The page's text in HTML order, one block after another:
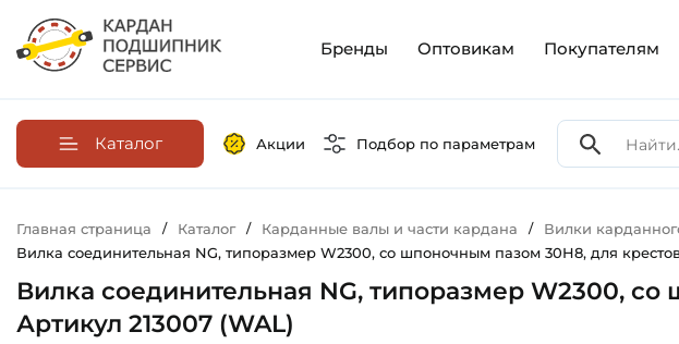
Бренды Оптовикам Покупателям
Каталог Акции Подбор по параметрам
Главная страница / Каталог / Карданные валы и части кардана / Вилки
Вилка соединительная NG, типоразмер W2300, со шпоночным пазом 30H8, для
Вилка соединительная NG, типоразмер W2300,
Артикул 213007 (WAL)